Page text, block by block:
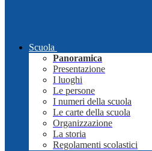
Scuola
Panoramica
Presentazione
I luoghi
Le persone
I numeri della scuola
Le carte della scuola
Organizzazione
La storia
Regolamenti scolastici